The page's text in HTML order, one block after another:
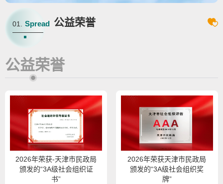
01. Spread 公益荣誉
公益荣誉
2026年荣获-天津市民政局
颁发的“3A级社会组织证
书”
2026年荣获天津市民政局
颁发的“3A级社会组织奖
牌”